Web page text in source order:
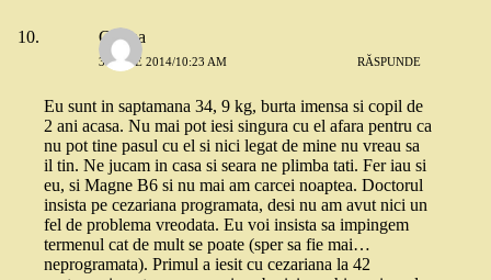
Corina
3 IUNIE 2014/10:23 AM RĂSPUNDE
Eu sunt in saptamana 34, 9 kg, burta imensa si copil de
2 ani acasa. Nu mai pot iesi singura cu el afara pentru ca
nu pot tine pasul cu el si nici legat de mine nu vreau sa
il tin. Ne jucam in casa si seara ne plimba tati. Fer iau si
eu, si Magne B6 si nu mai am carcei noaptea. Doctorul
insista pe cezariana programata, desi nu am avut nici un
fel de problema vreodata. Eu voi insista sa impingem
termenul cat de mult se poate (sper sa fie mai…
neprogramata). Primul a iesit cu cezariana la 42